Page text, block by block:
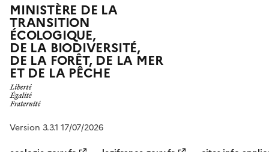
MINISTÈRE DE LA
TRANSITION
ÉCOLOGIQUE,
DE LA BIODIVERSITÉ,
DE LA FORÊT, DE LA MER
ET DE LA PÊCHE
Version 3.3.1 17/07/2026